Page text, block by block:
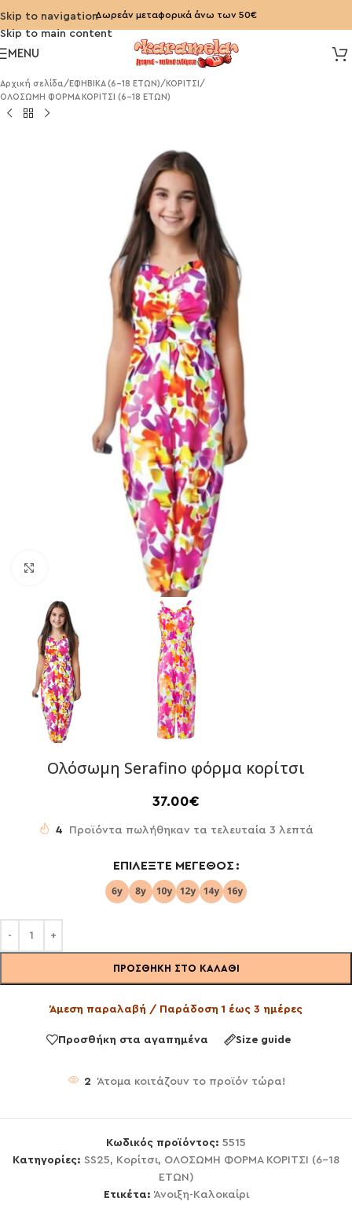
Skip to navigation
Skip to main content
Δωρεάν μεταφορικά άνω των 50€
MENU
Αρχική σελίδα/ ΕΦΗΒΙΚΑ (6-18 ΕΤΩΝ)/ ΚΟΡΙΤΣΙ /
ΟΛΟΣΩΜΗ ΦΟΡΜΑ ΚΟΡΙΤΣΙ (6-18 ΕΤΩΝ)
Ολόσωμη Serafino φόρμα κορίτσι
37.00€
4 Προϊόντα πωλήθηκαν τα τελευταία 3 λεπτά
ΕΠΙΛΈΞΤΕ ΜΈΓΕΘΟΣ
ΠΡΟΣΘΉΚΗ ΣΤΟ ΚΑΛΆΘΙ
Άμεση παραλαβή / Παράδοση 1 έως 3 ημέρες
Προσθήκη στα αγαπημένα Size guide
2 Άτομα κοιτάζουν το προϊόν τώρα!
Κωδικός προϊόντος: 5515
Κατηγορίες: SS25, Κορίτσι, ΟΛΟΣΩΜΗ ΦΟΡΜΑ ΚΟΡΙΤΣΙ (6-18
ΕΤΩΝ)
Ετικέτα: Άνοιξη-Καλοκαίρι